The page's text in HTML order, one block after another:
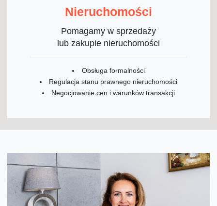
Nieruchomości
Pomagamy w sprzedaży
lub zakupie nieruchomości
Obsługa formalności
Regulacja stanu prawnego nieruchomości
Negocjowanie cen i warunków transakcji